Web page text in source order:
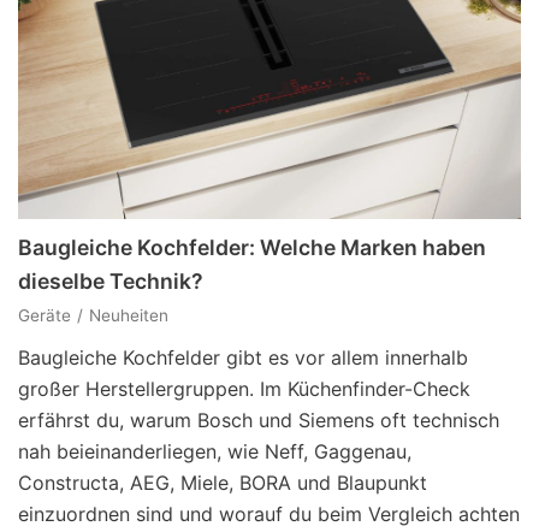
Baugleiche Kochfelder: Welche Marken haben
dieselbe Technik?
Geräte Neuheiten
Baugleiche Kochfelder gibt es vor allem innerhalb
großer Herstellergruppen. Im Küchenfinder-Check
erfährst du, warum Bosch und Siemens oft technisch
nah beieinanderliegen, wie Neff, Gaggenau,
Constructa, AEG, Miele, BORA und Blaupunkt
einzuordnen sind und worauf du beim Vergleich achten